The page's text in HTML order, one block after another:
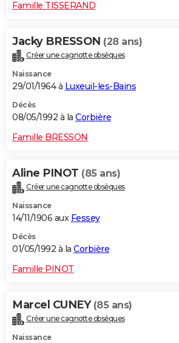
Famille TISSERAND
Jacky BRESSON (28 ans)
Créer une cagnotte obsèques
Naissance
29/01/1964 à Luxeuil-les-Bains
Décès
08/05/1992 à la Corbière
Famille BRESSON
Aline PINOT (85 ans)
Créer une cagnotte obsèques
Naissance
14/11/1906 aux Fessey
Décès
01/05/1992 à la Corbière
Famille PINOT
Marcel CUNEY (85 ans)
Créer une cagnotte obsèques
Naissance